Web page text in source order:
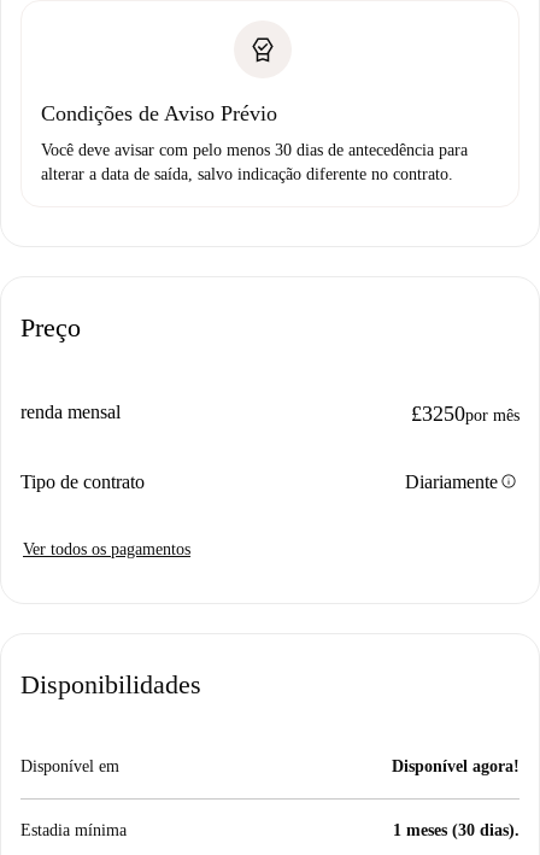
Condições de Aviso Prévio
Você deve avisar com pelo menos 30 dias de antecedência para
alterar a data de saída, salvo indicação diferente no contrato.
Preço
renda mensal £3250por mês
Tipo de contrato Diariamenteinfo
Ver todos os pagamentos
Disponibilidades
Disponível em Disponível agora!
Estadia mínima 1 meses (30 dias).